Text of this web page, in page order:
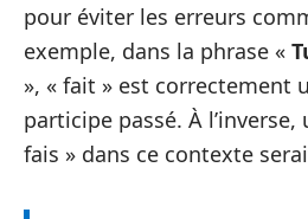
pour éviter les erreurs
exemple, dans la phrase «
», « fait » est correctement
participe passé. À
fais » dans ce contexte